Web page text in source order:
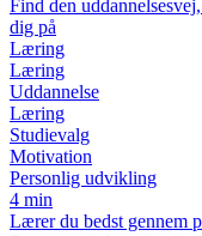
Find den
dig på
Læring
Læring
Uddannelse
Læring
Studievalg
Motivation
Personlig udvikling
4 min
Lærer du bedst gennem